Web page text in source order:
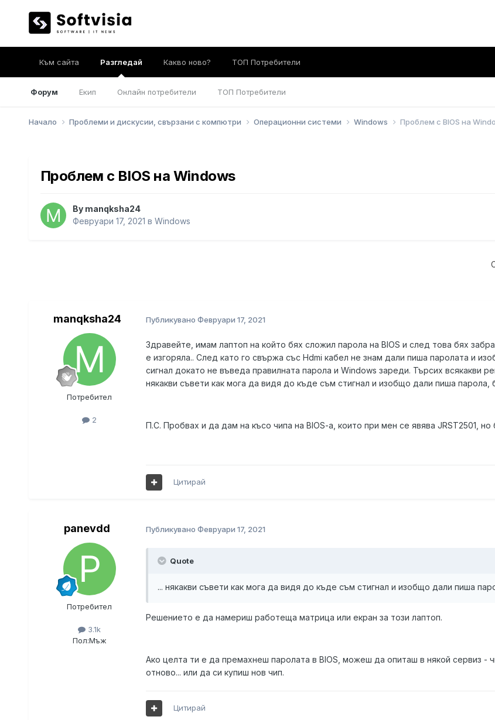
Към сайта Разгледай
Форум Екип Онлайн потребители ТОП Потребители
Какво ново? ТОП Потребители
Начало Проблеми и дискусии, свързани с компютри Операционни системи Windows Проблем с BIOS на
Проблем с BIOS на Windows
By manqksha24
Февруари 17, 2021 в Windows
manqksha24
Потребител
2
Публикувано Февруари 17, 2021
Здравейте, имам лаптоп на който бях сложил парола на BIOS и след това бях
е изгоряла.. След като го свържа със Hdmi кабел не знам дали пиша паролата и
сигнал докато не въведа правилната парола и Windows зареди. Търсих всякакви
някакви съвети как мога да видя до къде съм стигнал и изобщо дали пиша парола,
П.С. Пробвах и да дам на късо чипа на BIOS-a, които при мен се явява JRST2501, но
Цитирай
panevdd
Потребител
3.1k
Пол:Мъж
Публикувано Февруари 17, 2021
Quote
... някакви съвети как мога да видя до къде съм стигнал и изобщо дали пиша
Решението е да намериш работеща матрица или екран за този лаптоп.
Ако целта ти е да премахнеш паролата в BIOS, можеш да опиташ в някой сервиз -
отново... или да си купиш нов чип.
Цитирай